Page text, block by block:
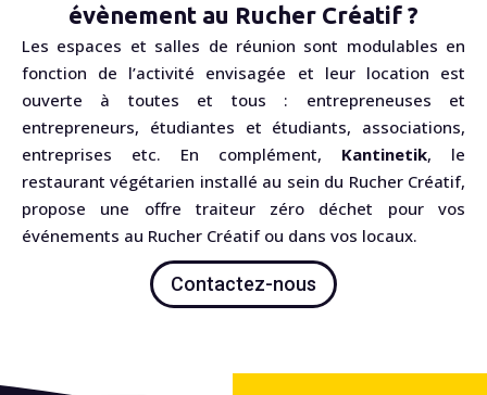
évènement au Rucher Créatif ?
Les espaces et salles de réunion sont modulables en
fonction de l’activité envisagée et leur location est
ouverte à toutes et tous : entrepreneuses et
entrepreneurs, étudiantes et étudiants, associations,
entreprises etc. En complément, Kantinetik, le
restaurant végétarien installé au sein du Rucher Créatif,
propose une offre traiteur zéro déchet pour vos
événements au Rucher Créatif ou dans vos locaux.
Contactez-nous